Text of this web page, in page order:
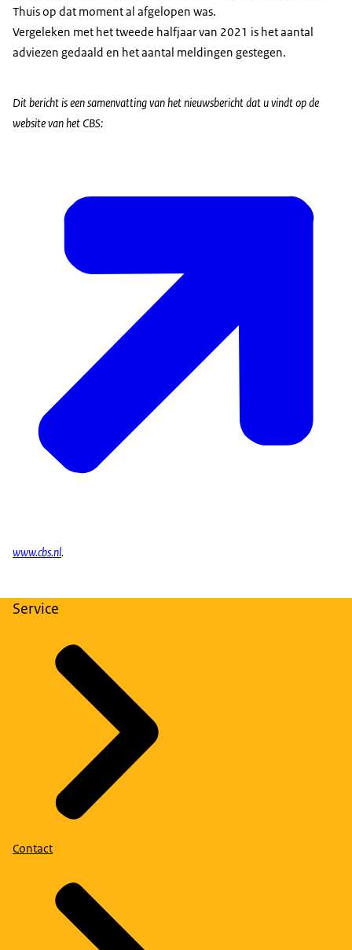
Thuis op dat moment al afgelopen was.
Vergeleken met het tweede halfjaar van 2021 is het aantal
adviezen gedaald en het aantal meldingen gestegen.
Dit bericht is een samenvatting van het nieuwsbericht dat u vindt op de
website van het CBS:
www.cbs.nl.
Service
Contact